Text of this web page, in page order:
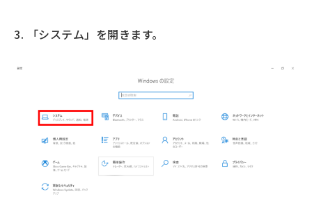
3. 「システム」を開きます。